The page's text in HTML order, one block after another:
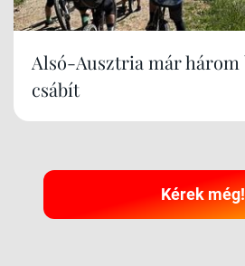
Alsó-Ausztria már három
csábít
Kérek még!